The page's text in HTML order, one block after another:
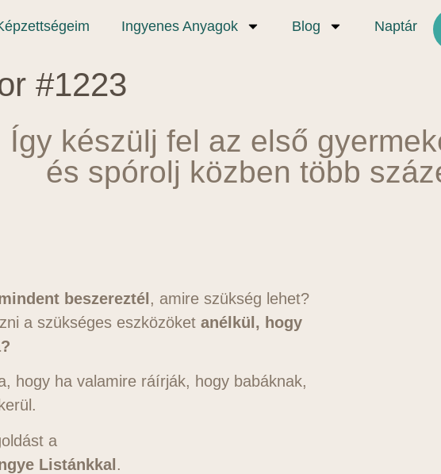
Ingyenes Anyagok Blog Naptár
#1223
Így készülj fel az első
és spórolj közben több
beszereztél , amire szükség lehet?
a szükséges eszközöket anélkül, hogy
?
hogy ha valamire ráírják, hogy babáknak,
a
Listánkkal .